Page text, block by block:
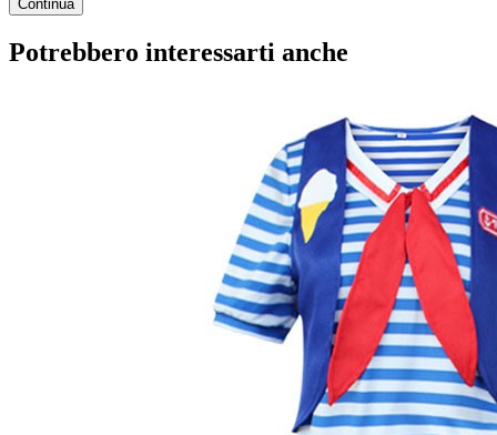
Continua
Potrebbero interessarti anche